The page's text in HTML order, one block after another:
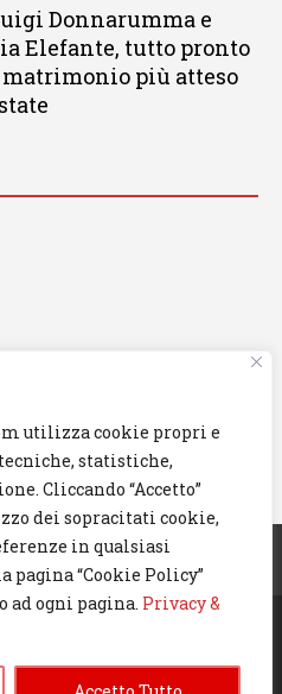
utilizza cookie propri e
statistiche,
Cliccando “Accetto”
dei sopracitati cookie,
in qualsiasi
“Cookie Policy”
ad ogni pagina. Privacy &
Donnarumma e
Elefante, tutto pronto
più atteso
reserved.